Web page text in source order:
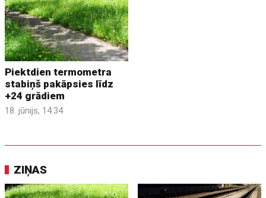
Piektdien termometra
stabiņš pakāpsies līdz
+24 grādiem
18. jūnijs, 14:34
ZIŅAS